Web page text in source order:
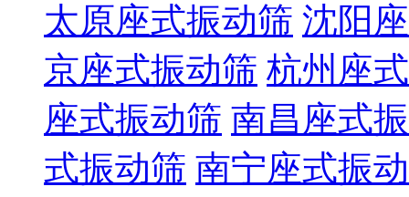
太原座式振动筛 沈阳
京座式振动筛 杭州座
座式振动筛 南昌座式
式振动筛 南宁座式振